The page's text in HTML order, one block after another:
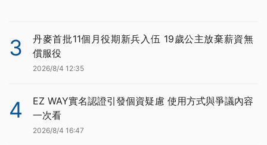
3
丹麥首批11個月役期新兵入伍 19歲公主放棄薪資無
償服役
2026/8/4 12:35
4
EZ WAY實名認證引發個資疑慮 使用方式與爭議內容
一次看
2026/8/4 16:47